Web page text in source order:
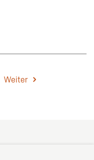
Weiter